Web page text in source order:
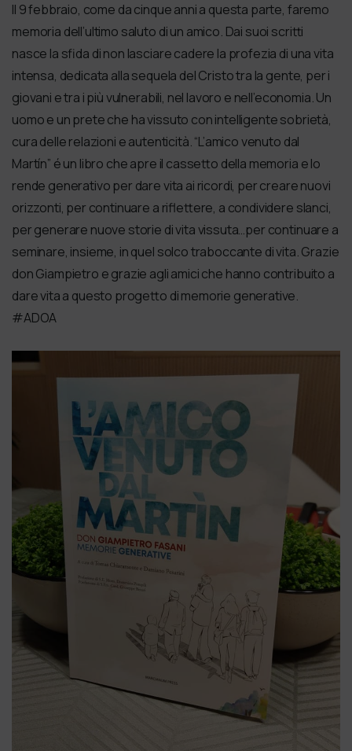
Il 9 febbraio, come da cinque anni a questa parte, faremo
memoria dell’ultimo saluto di un amico. Dai suoi scritti
nasce la sfida di non lasciare cadere la profezia di una vita
intensa, dedicata alla sequela del Cristo tra la gente, per i
giovani e tra i più vulnerabili, nel lavoro e nell’economia. Un
uomo e un prete che ha vissuto con intelligente sobrietà,
cura delle relazioni e autenticità. “L’amico venuto dal
Martín” é un libro che apre il cassetto della memoria e lo
rende generativo per dare vita ai ricordi, per creare nuovi
orizzonti, per continuare a riflettere, a condividere slanci,
per generare nuove storie di vita vissuta…per continuare a
seminare, insieme, in quel solco traboccante di vita. Grazie
don Giampietro e grazie agli amici che hanno contribuito a
dare vita a questo progetto di memorie generative.
#ADOA